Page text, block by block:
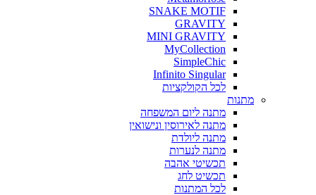
SNAKE MOTIF
GRAVITY
MINI GRAVITY
MyCollection
SimpleChic
Infinito Singular
לכל הקולקציות
מתנות
מתנה ליום המשפחה
מתנה לאירוסין ונישואין
מתנה ליולדת
מתנה לנערות
תכשיטי אהבה
תכשיט לחג
לכל המתנות